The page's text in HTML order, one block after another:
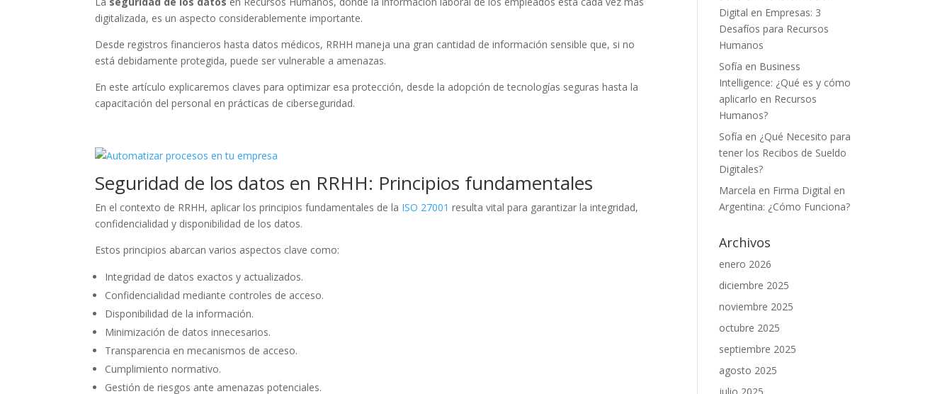
digitalizada, es un aspecto considerablemente importante.
Desde registros financieros hasta datos médicos, RRHH maneja una gran cantidad de información sensible que, si no
está debidamente protegida, puede ser vulnerable a amenazas.
En este artículo explicaremos claves para optimizar esa protección, desde la adopción de tecnologías seguras hasta la
capacitación del personal en prácticas de ciberseguridad.
Seguridad de los datos en RRHH: Principios fundamentales
En el contexto de RRHH, aplicar los principios fundamentales de la ISO 27001 resulta vital para garantizar la integridad,
confidencialidad y disponibilidad de los datos.
Estos principios abarcan varios aspectos clave como:
Integridad de datos exactos y actualizados.
Confidencialidad mediante controles de acceso.
Disponibilidad de la información.
Minimización de datos innecesarios.
Transparencia en mecanismos de acceso.
Cumplimiento normativo.
Gestión de riesgos ante amenazas potenciales.
Digital en Empresas: 3
Desafíos para Recursos
Humanos
Sofía en Business
Intelligence: ¿Qué es y cómo
aplicarlo en Recursos
Humanos?
Sofía en ¿Qué Necesito para
tener los Recibos de Sueldo
Digitales?
Marcela en Firma Digital en
Argentina: ¿Cómo Funciona?
Archivos
enero 2026
diciembre 2025
noviembre 2025
octubre 2025
septiembre 2025
agosto 2025